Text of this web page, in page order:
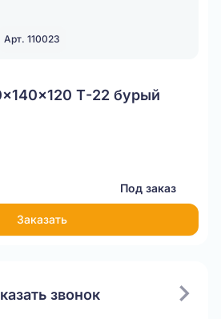
Арт. 110023
Т-22 бурый
Под заказ
Заказать
звонок